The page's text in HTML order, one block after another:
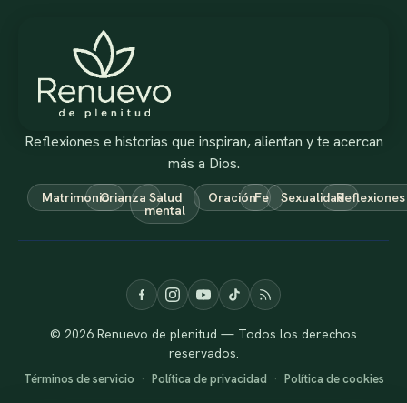
Reflexiones e historias que inspiran, alientan y te acercan
más a Dios.
MatrimonioCrianza Salud
mental
OraciónFe SexualidadReflexiones
© 2026 Renuevo de plenitud — Todos los derechos
reservados.
Términos de servicio · Política de privacidad · Política de cookies